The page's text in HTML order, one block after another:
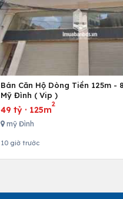
Bán Căn Hộ Dòng Tiền 125m -
Mỹ Đình ( Vip )
49 tỷ· 125m
2
mỹ Đình
10 giờ trước